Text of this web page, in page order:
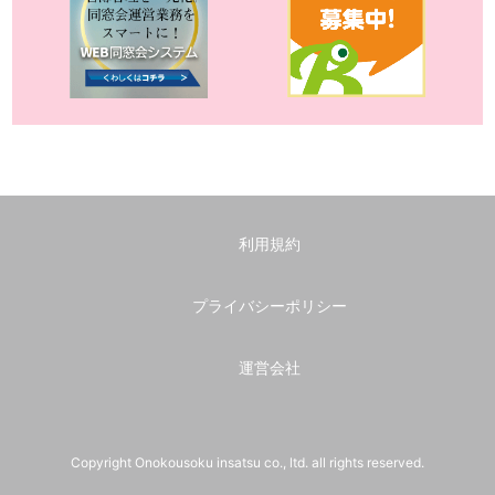
利用規約
プライバシーポリシー
運営会社
Copyright Onokousoku insatsu co., ltd. all rights reserved.